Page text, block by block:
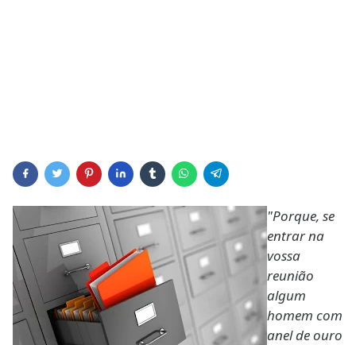
"Porque, se
entrar na
vossa
reunião
algum
homem com
anel de ouro